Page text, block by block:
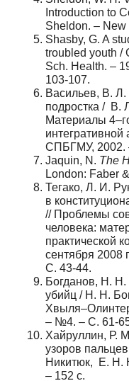
Introduction to
Sheldon. – New
Shasby, G. A
troubled youth /
Sch. Health. –
103-107.
Васильев, В. Л.
подростка / В.
Материалы
СПБГМУ, 2002.
Jaquin, N. The
London: Faber
Тегако, Л. И.
в
// Проблемы
человека:
практической
сентября 2008 г
С. 43-44.
Богданов, Н.
убийц / Н. Н.
– №4. – С. 61-
Хайруллин, Р.
узоров
Никитюк, Е. Н.
– 152 с.